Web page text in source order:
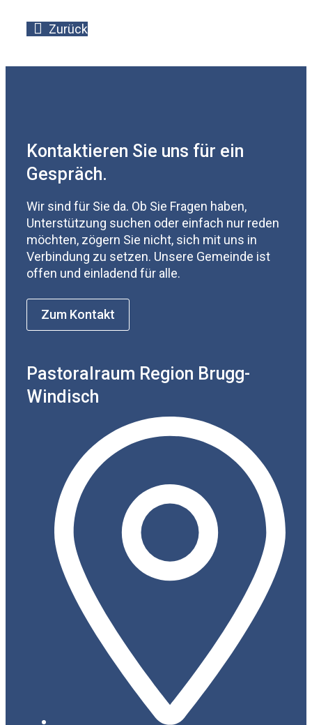
Zurück
Kontaktieren Sie uns für ein
Gespräch.
Wir sind für Sie da. Ob Sie Fragen haben,
Unterstützung suchen oder einfach nur reden
möchten, zögern Sie nicht, sich mit uns in
Verbindung zu setzen. Unsere Gemeinde ist
offen und einladend für alle.
Zum Kontakt
Pastoralraum Region Brugg-
Windisch